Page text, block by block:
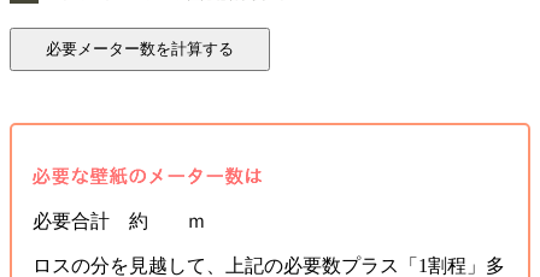
必要合計 約 ｍ
ロスの分を見越して、上記の必要数プラス「1割程」多